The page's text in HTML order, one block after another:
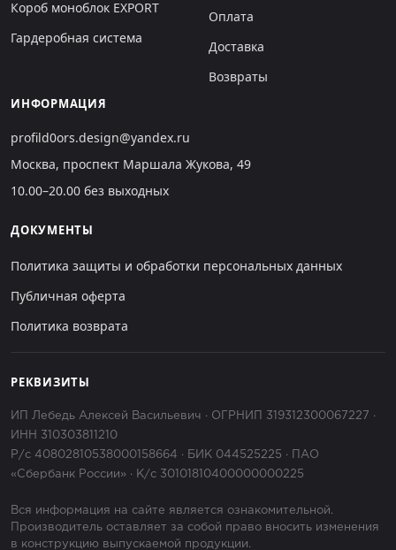
Короб моноблок EXPORT
Гардеробная система
Оплата
Доставка
Возвраты
ИНФОРМАЦИЯ
profild0ors.design@yandex.ru
Москва, проспект Маршала Жукова, 49
10.00–20.00 без выходных
ДОКУМЕНТЫ
Политика защиты и обработки персональных данных
Публичная оферта
Политика возврата
РЕКВИЗИТЫ
ИП Лебедь Алексей Васильевич · ОГРНИП 319312300067227 ·
ИНН 310303811210
Р/с 40802810538000158664 · БИК 044525225 · ПАО
«Сбербанк России» · К/с 30101810400000000225
Вся информация на сайте является ознакомительной.
Производитель оставляет за собой право вносить изменения
в конструкцию выпускаемой продукции.